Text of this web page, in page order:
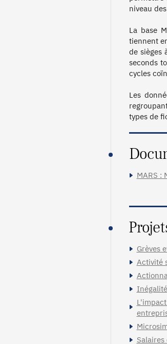
niveau
La base
tiennent
de sièges
seconds
cycles
Les
MARS :
Grèves
Activité